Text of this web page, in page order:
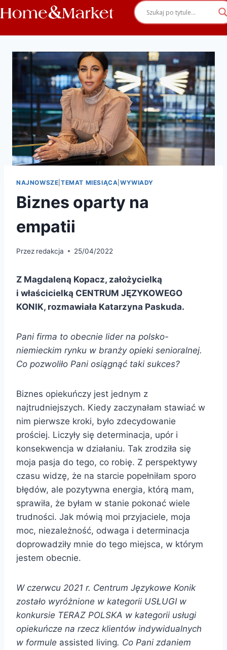
NAJNOWSZE TEMAT MIESIĄCA WYWIADY
Biznes oparty na
empatii
Przez redakcja 25/04/2022
Z Magdaleną Kopacz, założycielką
i właścicielką CENTRUM JĘZYKOWEGO
KONIK, rozmawiała Katarzyna Paskuda.
Pani firma to obecnie lider na polsko-
niemieckim rynku w branży opieki senioralnej.
Co pozwoliło Pani osiągnąć taki sukces?
Biznes opiekuńczy jest jednym z
najtrudniejszych. Kiedy zaczynałam stawiać w
nim pierwsze kroki, było zdecydowanie
prościej. Liczyły się determinacja, upór i
konsekwencja w działaniu. Tak zrodziła się
moja pasja do tego, co robię. Z perspektywy
czasu widzę, że na starcie popełniłam sporo
błędów, ale pozytywna energia, którą mam,
sprawiła, że byłam w stanie pokonać wiele
trudności. Jak mówią moi przyjaciele, moja
moc, niezależność, odwaga i determinacja
doprowadziły mnie do tego miejsca, w którym
jestem obecnie.
W czerwcu 2021 r. Centrum Językowe Konik
zostało wyróżnione w kategorii USŁUGI w
konkursie TERAZ POLSKA w kategorii usługi
opiekuńcze na rzecz klientów indywidualnych
w formule assisted living. Co Pani zdaniem